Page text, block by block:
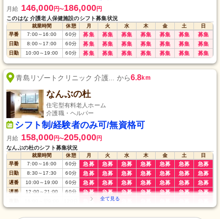
月給 146,000円〜186,000円
このはな 介護老人保健施設のシフト募集状況
就業時間 休憩 月 火 水 木 金 土
日
早番
7:00～16:00 60分 募集 募集 募集 募集 募集 募集 募集
日勤 8:00～17:00 60分 募集 募集 募集 募集 募集 募集 募集
日勤 10:00～19:00 60分 募集 募集 募集 募集 募集 募集 募集
青島リゾートクリニック 介護... から6.8km
なんぶの杜
住宅型有料老人ホーム
介護職・ヘルパー
シフト制/経験者のみ可/無資格可
月給 158,000円〜205,000円
なんぶの杜のシフト募集状況
就業時間 休憩 月 火 水 木 金 土
日
早番
7:00～ 16:00 60分 急募 急募 急募 急募 急募 急募 急募
日勤 8:30～ 17:30 60分 急募 急募 急募 急募 急募 急募 急募
遅番 10:00～ 19:00 60分 急募 急募 急募 急募 急募 急募 急募
遅番 12:00 ～21:00 60分 急募 急募 急募 急募 急募 急募 急募
急募 急募